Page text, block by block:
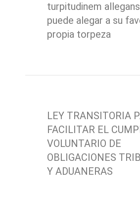
turpitudinem
puede alegar a su
propia torpeza
LEY TRANSITORIA
FACILITAR EL
VOLUNTARIO DE
OBLIGACIONES
Y ADUANERAS